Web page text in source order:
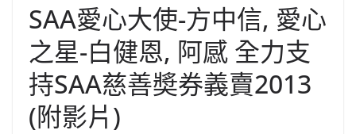
SAA愛心大使-方中信, 愛心
之星-白健恩, 阿感 全力支
持SAA慈善奬券義賣2013
(附影片)